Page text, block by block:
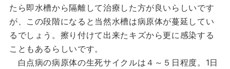
たら即水槽から隔離して治療した方が良いらしいです
が、この段階になると当然水槽は病原体が蔓延してい
るでしょう。擦り付けて出来たキズから更に感染する
こともあるらしいです。
白点病の病原体の生死サイクルは４～５日程度。1日